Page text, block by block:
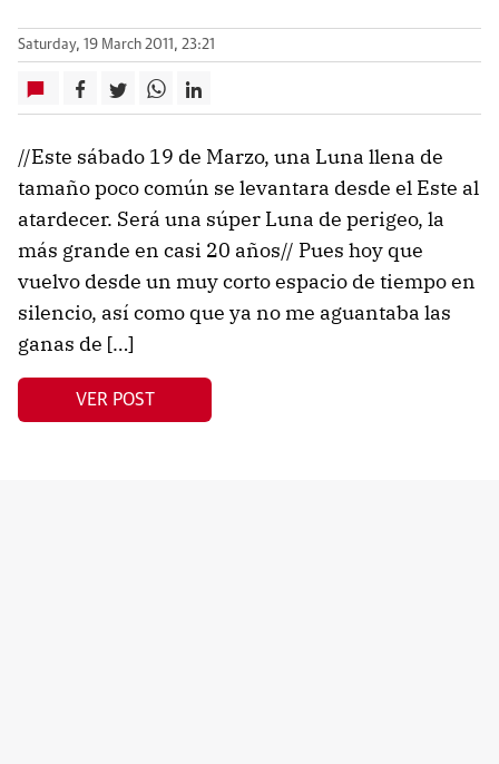
Saturday, 19 March 2011, 23:21
//Este sábado 19 de Marzo, una Luna llena de
tamaño poco común se levantara desde el Este al
atardecer. Será una súper Luna de perigeo, la
más grande en casi 20 años// Pues hoy que
vuelvo desde un muy corto espacio de tiempo en
silencio, así como que ya no me aguantaba las
ganas de […]
VER POST